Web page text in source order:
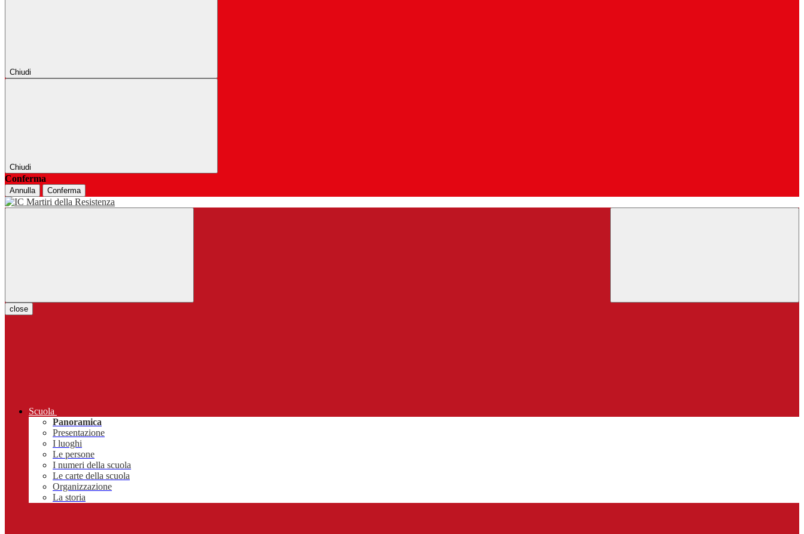
Chiudi
Chiudi
Conferma
Annulla Conferma
close
Scuola
Panoramica
Presentazione
I luoghi
Le persone
I numeri della scuola
Le carte della scuola
Organizzazione
La storia